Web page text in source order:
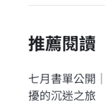
推薦閱讀
七月書單公開
擾的沉迷之旅